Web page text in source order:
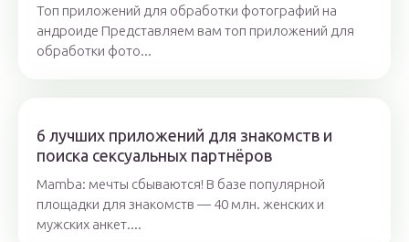
Топ приложений для обработки фотографий на
андроиде Представляем вам топ приложений для
обработки фото...
6 лучших приложений для знакомств и
поиска сексуальных партнёров
Mamba: мечты сбываются! В базе популярной
площадки для знакомств — 40 млн. женских и
мужских анкет....